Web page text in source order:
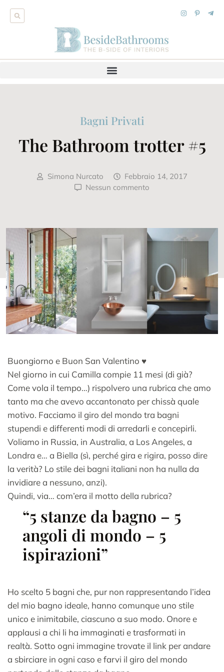
Bagni Privati
The Bathroom trotter #5
Simona Nurcato
Febbraio 14, 2017
Nessun commento
Buongiorno e Buon San Valentino ♥
Nel giorno in cui Camilla compie 11 mesi (di già?
Come vola il tempo…) rispolvero una rubrica che amo
tanto ma che avevo accantonato per chissà quale
motivo. Facciamo il giro del mondo tra bagni
stupendi e differenti modi di arredarli e concepirli.
Voliamo in Russia, in Australia, a Los Angeles, a
Londra e… a Biella (sì, perché gira e rigira, posso dire
la verità? Lo stile dei bagni italiani non ha nulla da
invidiare a nessuno, anzi).
Quindi, via… com’era il motto della rubrica?
“5 stanze da bagno – 5
angoli di mondo – 5
ispirazioni”
Ho scelto 5 bagni che, pur non rappresentando l’idea
del mio bagno ideale, hanno comunque uno stile
unico e inimitabile, ciascuno a suo modo. Onore e
applausi a chi li ha immaginati e trasformati in
realtà. Sotto ogni immagine trovate il link per andare
a sbirciare in ogni caso e farvi il giro del mondo